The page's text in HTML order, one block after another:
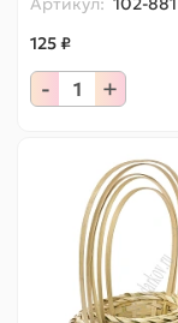
125 ₽
- +